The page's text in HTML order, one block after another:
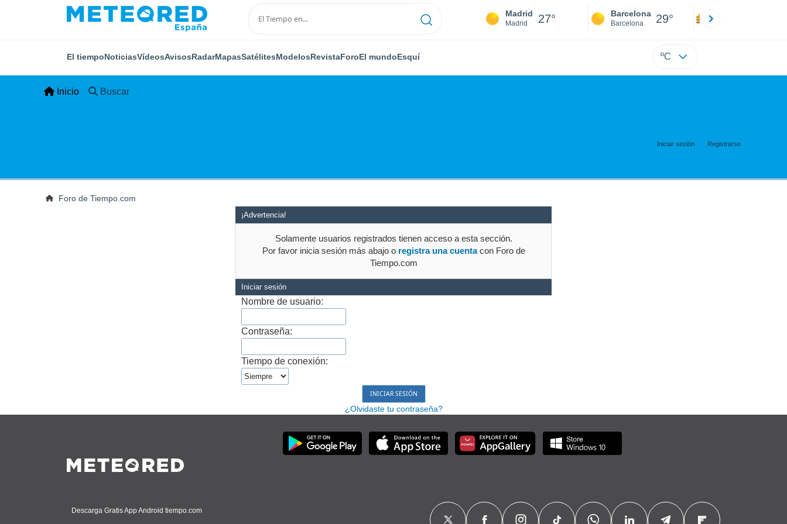
Madrid
Madrid 27° Barcelona
Barcelona 29°
El tiempoNoticiasVídeosAvisosRadarMapasSatélitesModelosRevistaForoEl mundoEsquí ºC
Inicio Buscar
Iniciar sesión Registrarse
Foro de Tiempo.com
¡Advertencia!
Solamente usuarios registrados tienen acceso a esta sección.
Por favor inicia sesión más abajo o registra una cuentacon Foro de
Tiempo.com
Iniciar sesión
Nombre de usuario:
Contraseña:
Tiempo de conexión:
¿Olvidaste tu contraseña?
Descarga Gratis App Android tiempo.com